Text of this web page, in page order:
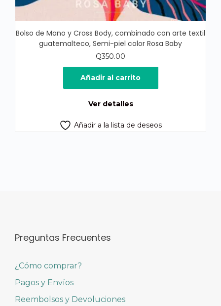
Bolso de Mano y Cross Body, combinado con arte textil
guatemalteco, Semi-piel color Rosa Baby
Q350.00
Añadir al carrito
Ver detalles
Añadir a la lista de deseos
Preguntas Frecuentes
¿Cómo comprar?
Pagos y Envíos
Reembolsos y Devoluciones